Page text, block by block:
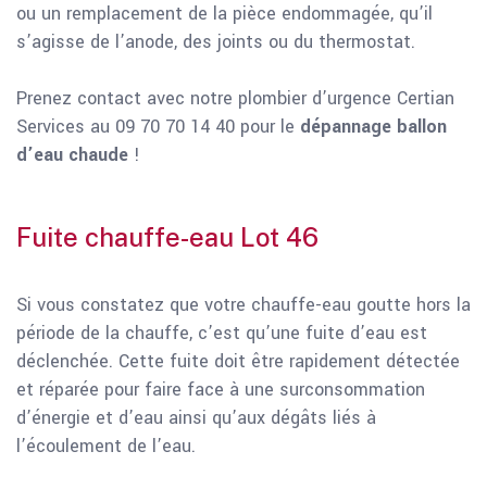
ou un remplacement de la pièce endommagée, qu’il
s’agisse de l’anode, des joints ou du thermostat.
Prenez contact avec notre plombier d’urgence Certian
Services au 09 70 70 14 40 pour le dépannage ballon
d’eau chaude !
Fuite chauffe-eau Lot 46
Si vous constatez que votre chauffe-eau goutte hors la
période de la chauffe, c’est qu’une fuite d’eau est
déclenchée. Cette fuite doit être rapidement détectée
et réparée pour faire face à une surconsommation
d’énergie et d’eau ainsi qu’aux dégâts liés à
l’écoulement de l’eau.